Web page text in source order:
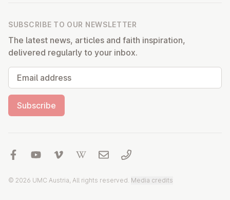
SUBSCRIBE TO OUR NEWSLETTER
The latest news, articles and faith inspiration,
delivered regularly to your inbox.
Email address
Subscribe
© 2026 UMC Austria, All rights reserved. Media credits